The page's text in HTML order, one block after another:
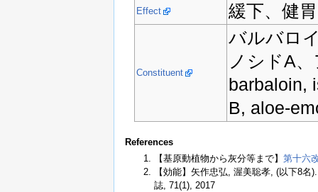
Effect 緩下、健胃
Constituent
バルバロ
ノシドA
barbaloin,
B, aloe-
References
【基原動植物から灰分等まで】 第十六
【効能】矢作忠弘, 渥美聡孝, (以下8
誌, 71(1), 2017